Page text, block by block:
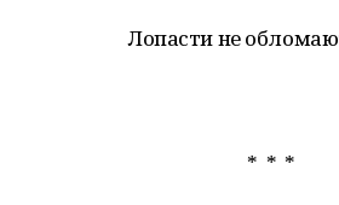
Лопасти не
* * *